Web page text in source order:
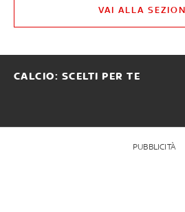
VAI ALLA
CALCIO: SCELTI PER TE
PUBBLICITÀ